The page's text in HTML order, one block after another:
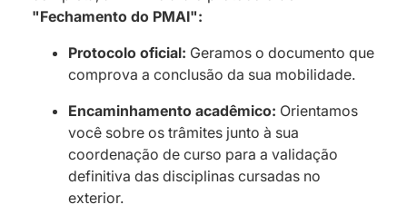
"Fechamento do PMAI":
Protocolo oficial: Geramos o documento que
comprova a conclusão da sua mobilidade.
Encaminhamento acadêmico: Orientamos
você sobre os trâmites junto à sua
coordenação de curso para a validação
definitiva das disciplinas cursadas no
exterior.